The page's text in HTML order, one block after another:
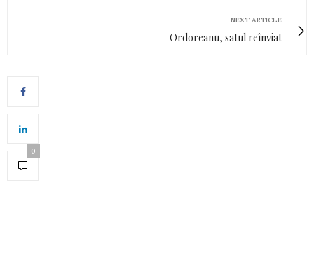
NEXT ARTICLE
Ordoreanu, satul reînviat
0